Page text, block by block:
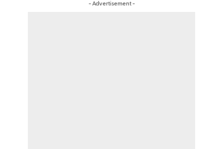
- Advertisement -